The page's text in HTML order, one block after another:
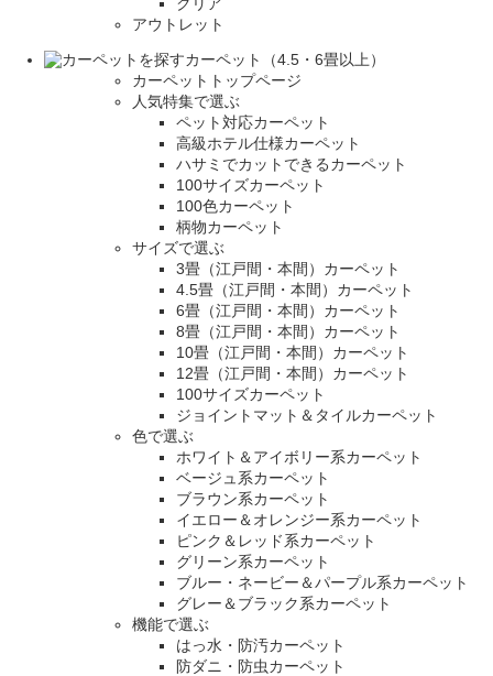
アウトレット
カーペット（4.5・6畳以上）
カーペットトップページ
人気特集で選ぶ
ペット対応カーペット
高級ホテル仕様カーペット
ハサミでカットできるカーペット
100サイズカーペット
100色カーペット
柄物カーペット
サイズで選ぶ
3畳（江戸間・本間）カーペット
4.5畳（江戸間・本間）カーペット
6畳（江戸間・本間）カーペット
8畳（江戸間・本間）カーペット
10畳（江戸間・本間）カーペット
12畳（江戸間・本間）カーペット
100サイズカーペット
ジョイントマット＆タイルカーペット
色で選ぶ
ホワイト＆アイボリー系カーペット
ベージュ系カーペット
ブラウン系カーペット
イエロー＆オレンジー系カーペット
ピンク＆レッド系カーペット
グリーン系カーペット
ブルー・ネービー＆パープル系カーペット
グレー＆ブラック系カーペット
機能で選ぶ
はっ水・防汚カーペット
防ダニ・防虫カーペット